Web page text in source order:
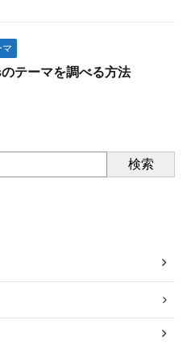
テーマを調べる方法
検索